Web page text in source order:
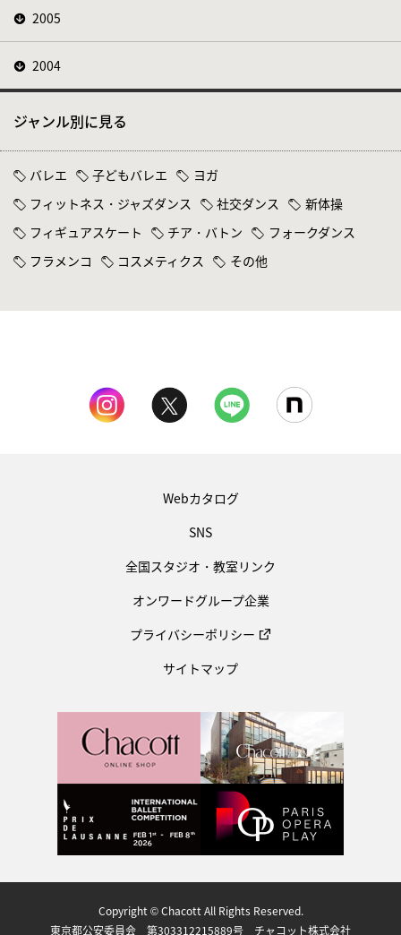
2005
2004
ジャンル別に見る
バレエ 子どもバレエ
ヨガ
フィットネス・ジャズダンス
社交ダンス
新体操
フィギュアスケート
チア・バトン
フォークダンス
フラメンコ
コスメティクス その他
Webカタログ
SNS
全国スタジオ・教室リンク
オンワードグループ企業
プライバシーポリシー
サイトマップ
Copyright © Chacott All Rights Reserved.
東京都公安委員会 第303312215889号 チャコット株式会社